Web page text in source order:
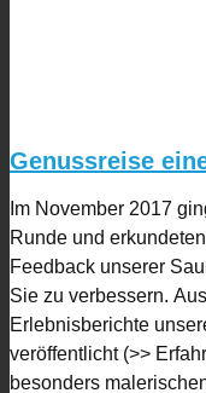
Genussreise
Im November 2017
Runde und
Feedback unserer
Sie zu verbessern.
Erlebnisberichte
veröffentlicht (>>
besonders